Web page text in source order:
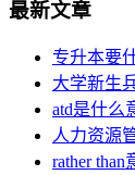
最新文章
专升本要
大学新生
atd是什么
人力资源
rather than